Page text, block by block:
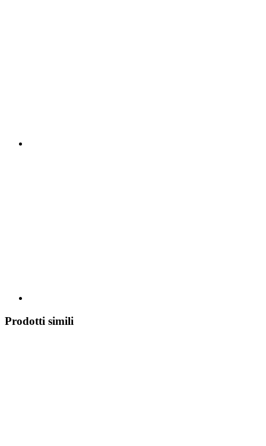
Prodotti simili